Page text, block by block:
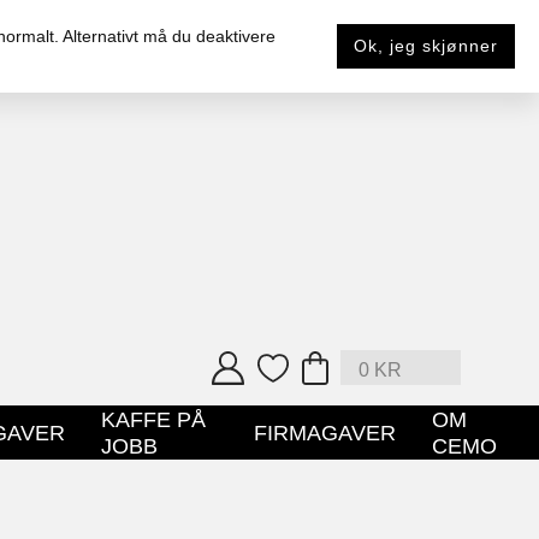
0 KR
KAFFE PÅ
JOBB
FIRMAGAVER
OM
CEMO
Alternativt må du deaktivere
Ok, jeg skjønner